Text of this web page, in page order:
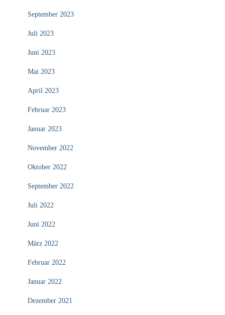
September 2023
Juli 2023
Juni 2023
Mai 2023
April 2023
Februar 2023
Januar 2023
November 2022
Oktober 2022
September 2022
Juli 2022
Juni 2022
März 2022
Februar 2022
Januar 2022
Dezember 2021